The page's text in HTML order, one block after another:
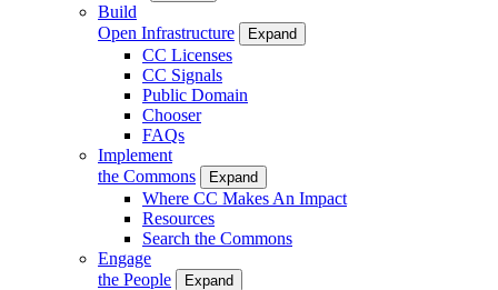
Build
Open Infrastructure
Expand
CC Licenses
CC Signals
Public Domain
Chooser
FAQs
Implement
the Commons
Expand
Where CC Makes An Impact
Resources
Search the Commons
Engage
the People
Expand